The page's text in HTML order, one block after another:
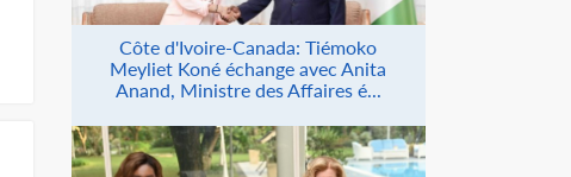
Côte d'Ivoire-Canada: Tiémoko
Meyliet Koné échange avec Anita
Anand, Ministre des Affaires é...